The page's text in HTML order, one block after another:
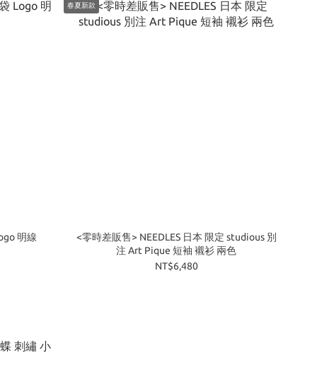
明線
春夏新款
<零時差販售> NEEDLES 日本 限定 studious 別
注 Art Pique 短袖 襯衫 兩色
NT$6,480